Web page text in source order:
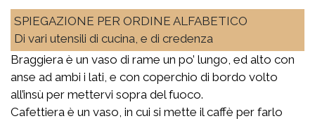
SPIEGAZIONE PER ORDINE ALFABETICO
Di vari utensili di cucina, e di credenza
Braggiera è un vaso di rame un po’ lungo, ed alto con
anse ad ambi i lati, e con coperchio di bordo volto
all’insù per mettervi sopra del fuoco.
Cafettiera è un vaso, in cui si mette il caffè per farlo